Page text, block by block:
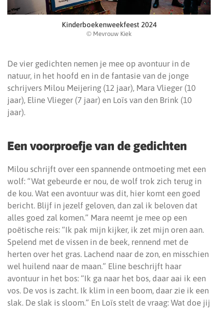
Kinderboekenweekfeest 2024
© Mevrouw Kiek
De vier gedichten nemen je mee op avontuur in de
natuur, in het hoofd en in de fantasie van de jonge
schrijvers Milou Meijering (12 jaar), Mara Vlieger (10
jaar), Eline Vlieger (7 jaar) en Loïs van den Brink (10
jaar).
Een voorproefje van de gedichten
Milou schrijft over een spannende ontmoeting met een
wolf: “Wat gebeurde er nou, de wolf trok zich terug in
de kou. Wat een avontuur was dit, hier komt een goed
bericht. Blijf in jezelf geloven, dan zal ik beloven dat
alles goed zal komen.” Mara neemt je mee op een
poëtische reis: “Ik pak mijn kijker, ik zet mijn oren aan.
Spelend met de vissen in de beek, rennend met de
herten over het gras. Lachend naar de zon, en misschien
wel huilend naar de maan.” Eline beschrijft haar
avontuur in het bos: “Ik ga naar het bos, daar aai ik een
vos. De vos is zacht. Ik klim in een boom, daar zie ik een
slak. De slak is sloom.” En Loïs stelt de vraag: Wat doe jij